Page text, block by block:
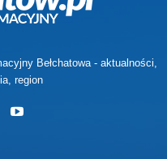
Bełchatowa - aktualności,
region